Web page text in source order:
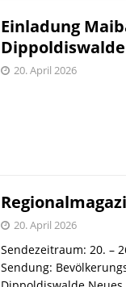
Einladung
Dippoldiswalde
20. April 2026
20. April 2026
Sendezeitraum: 20. –
Sendung: